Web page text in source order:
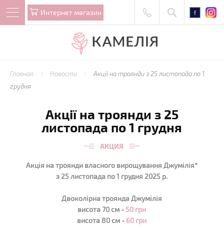
Интернет магазин
Главная Новости
Акції на троянди з 25 листопада по 1
грудня
Акції на троянди з 25
листопада по 1 грудня
АКЦИЯ
Акція на троянди власного вирощування Джумілія*
з 25 листопада по 1 грудня 2025 р.
Двоколірна троянда Джумілія
висота 70 см - 50 грн
висота 80 см - 60 грн